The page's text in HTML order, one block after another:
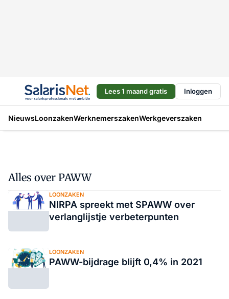
Lees 1 maand gratis Inloggen
NieuwsLoonzakenWerknemerszakenWerkgeverszaken
Alles over PAWW
LOONZAKEN
NIRPA spreekt met SPAWW over
verlanglijstje verbeterpunten
LOONZAKEN
PAWW-bijdrage blijft 0,4% in 2021